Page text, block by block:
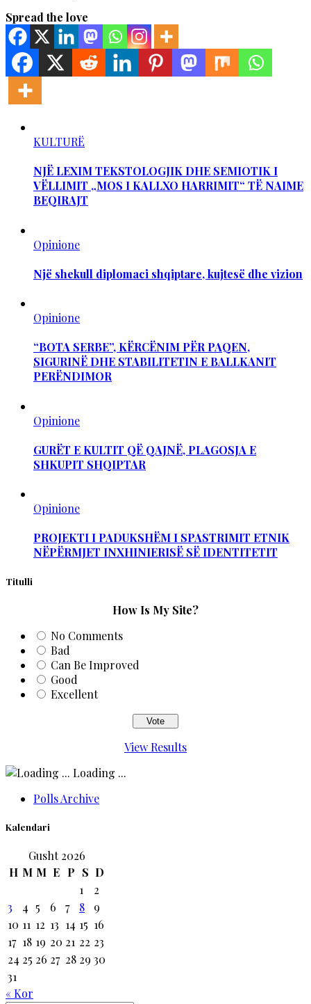
Spread the love
KULTURË
NJË LEXIM TEKSTOLOGJIK DHE SEMIOTIK I
VËLLIMIT „MOS I KALLXO HARRIMIT“ TË NAIME
BEQIRAJT
Opinione
Një shekull diplomaci shqiptare, kujtesë dhe vizion
Opinione
“BOTA SERBE”, KËRCËNIM PËR PAQEN,
SIGURINË DHE STABILITETIN E BALLKANIT
PERËNDIMOR
Opinione
GURËT E KULTIT QË QAJNË, PLAGOSJA E
SHKUPIT SHQIPTAR
Opinione
PROJEKTI I PADUKSHËM I SPASTRIMIT ETNIK
NËPËRMJET INXHINIERISË SË IDENTITETIT
Titulli
How Is My Site?
No Comments
Bad
Can Be Improved
Good
Excellent
View Results
Loading ...
Polls Archive
Kalendari
Gusht 2026
H M M E P S D
1
2
3
4 5 6 7 8
9
10 11 12 13 14 15 16
17 18 19 20 21 22 23
24 25 26 27 28 29 30
31
« Kor